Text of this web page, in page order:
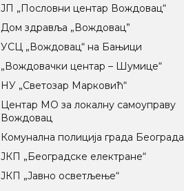
ЈП „Пословни центар Вождовац“
Дом здравља „Вождовац”
УСЦ „Вождовац“ на Бањици
„Вождовачки центар – Шумице“
НУ „Светозар Марковић“
Центар МO за локалну самоуправу
Вождовац
Комунална полиција града Београда
ЈКП „Београдске електране“
ЈКП „Јавно осветљење“